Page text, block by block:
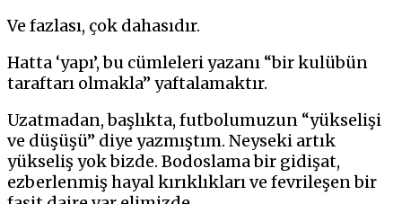
Ve fazlası, çok dahasıdır.
Hatta ‘yapı’, bu cümleleri yazanı “bir kulübün
taraftarı olmakla” yaftalamaktır.
Uzatmadan, başlıkta, futbolumuzun “yükselişi
ve düşüşü” diye yazmıştım. Neyseki artık
yükseliş yok bizde. Bodoslama bir gidişat,
ezberlenmiş hayal kırıklıkları ve fevrileşen bir